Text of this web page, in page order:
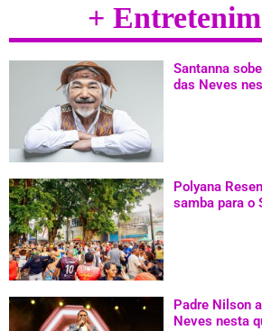
+
Santanna
das Neves
Polyana
samba para o
Padre Nilson
Neves nesta